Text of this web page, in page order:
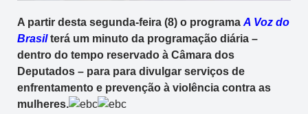
A partir desta segunda-feira (8) o programa A Voz do
Brasilterá um minuto da programação diária –
dentro do tempo reservado à Câmara dos
Deputados – para para divulgar serviços de
enfrentamento e prevenção à violência contra as
mulheres.